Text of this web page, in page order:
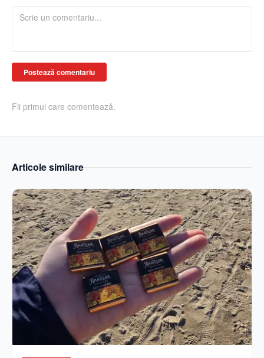
Postează comentariu
Fii primul care comentează.
Articole similare